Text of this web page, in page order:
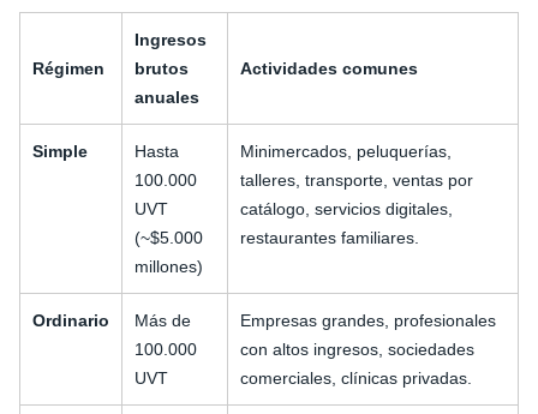
Régimen
Ingresos
brutos
anuales
Actividades comunes
Simple
Hasta
100.000
UVT
(~$5.000
millones)
Minimercados, peluquerías,
talleres, transporte, ventas por
catálogo, servicios digitales,
restaurantes familiares.
Ordinario
Más de
100.000
UVT
Empresas grandes, profesionales
con altos ingresos, sociedades
comerciales, clínicas privadas.